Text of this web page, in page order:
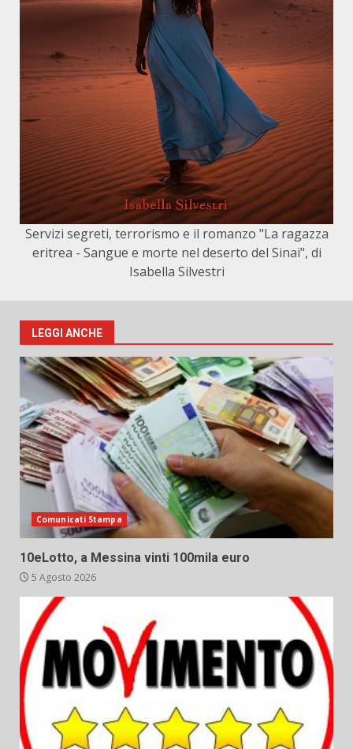
Servizi segreti, terrorismo e il romanzo "La ragazza
eritrea - Sangue e morte nel deserto del Sinai", di
Isabella Silvestri
LEGGI ANCHE
Comunicati Stampa
10eLotto, a Messina vinti 100mila euro
5 Agosto 2026